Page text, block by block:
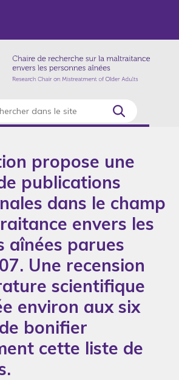
propose une
publications
dans le champ
envers les
aînées parues
Une recension
scientifique
environ aux six
bonifier
cette liste de